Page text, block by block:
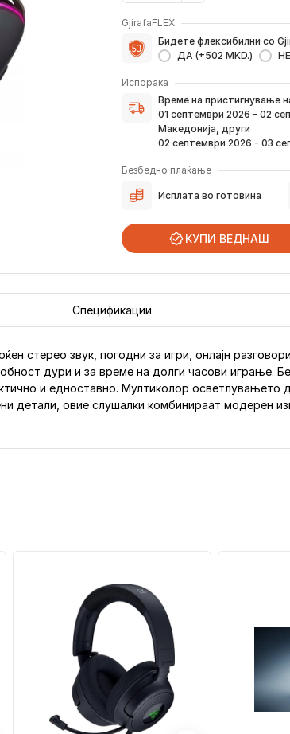
GjirafaFLEX
Бидете флексибилни со
ДА (+502 MKD.)
НЕ
Испорака
Време на пристигнување
01 септември 2026 - 02
Македонија, други
02 септември 2026 - 03
Време на пристигнување
верификација на вашата
преку е-пошта или смс.
Ако нарачката е
погоре. Постојано ќе Ве
како и кога истата ќе
предвид дека меѓународните
Безбедно плаќање
Исплата во готовина
КУПИ ВЕДНАШ
Спецификации
стерео звук, погодни за игри, онлајн
дури и за време на долги часови играње.
и едноставно. Мултиколор
детали, овие слушалки комбинираат модерен